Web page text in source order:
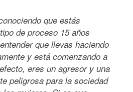
que estás
de proceso 15 años
que llevas haciendo
y está comenzando a
eres un agresor y una
peligrosa para la sociedad